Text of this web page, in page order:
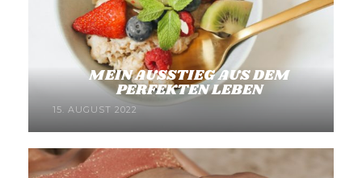
MEIN AUSSTIEG AUS DEM
PERFEKTEN LEBEN
15. AUGUST 2022